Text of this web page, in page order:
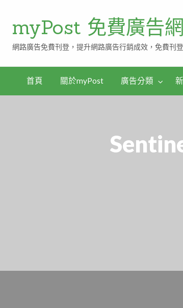
myPost 免費廣告網
網路廣告免費刊登，提升網路廣告行銷成效，免費刊
首頁 關於myPost 廣告分類